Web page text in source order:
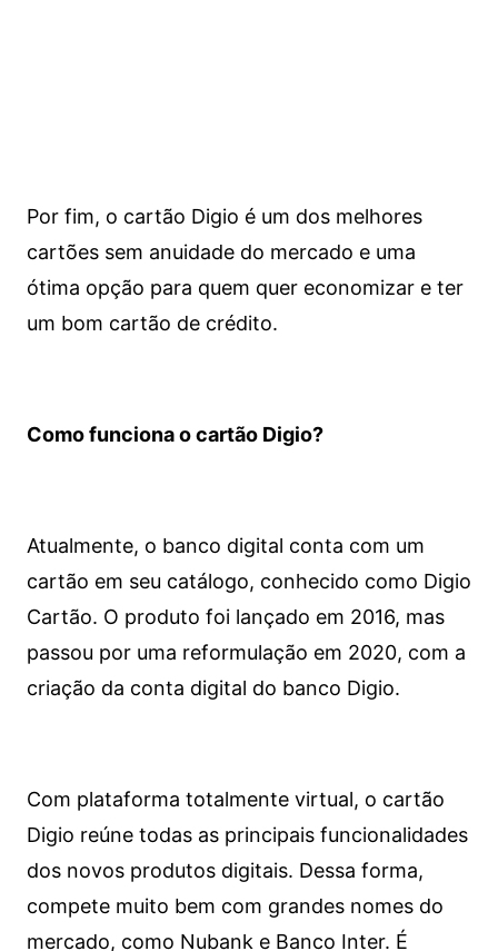
Por fim, o cartão Digio é um dos melhores
cartões sem anuidade do mercado e uma
ótima opção para quem quer economizar e ter
um bom cartão de crédito.
Como funciona o cartão Digio?
Atualmente, o banco digital conta com um
cartão em seu catálogo, conhecido como Digio
Cartão. O produto foi lançado em 2016, mas
passou por uma reformulação em 2020, com a
criação da conta digital do banco Digio.
Com plataforma totalmente virtual, o cartão
Digio reúne todas as principais funcionalidades
dos novos produtos digitais. Dessa forma,
compete muito bem com grandes nomes do
mercado, como Nubank e Banco Inter. É